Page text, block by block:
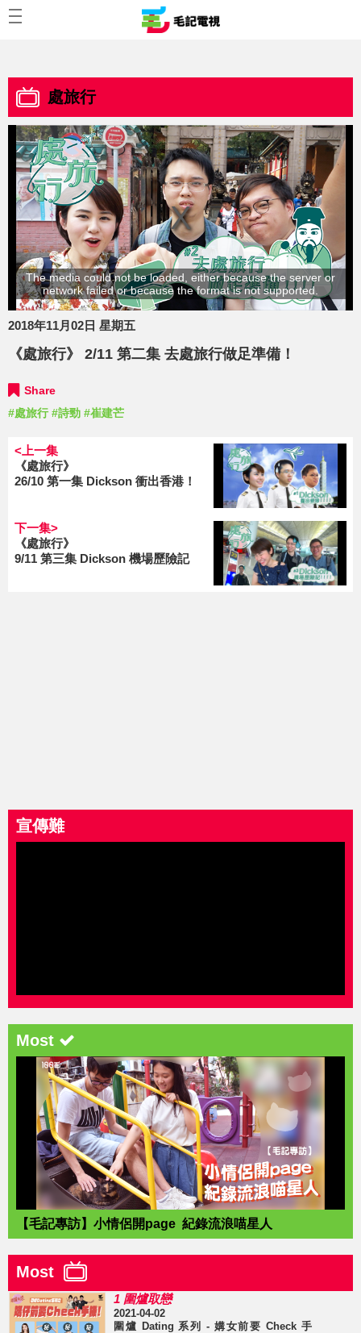
處旅行
The media could not be loaded, either because the server or
network failed or because the format is not supported.
2018年11月02日 星期五
《處旅行》 2/11 第二集 去處旅行做足準備！
Share
#處旅行 #詩勁 #崔建芒
<上一集
《處旅行》
26/10 第一集 Dickson 衝出香港！
下一集>
《處旅行》
9/11 第三集 Dickson 機場歷險記
宣傳難
Most
【毛記專訪】小情侶開page 紀錄流浪喵星人
Most
1 圍爐取戀
2021-04-02
圍爐 Dating 系列 - 媾女前要 Check 手